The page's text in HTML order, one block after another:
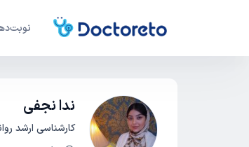
ندا نجفی
کارشناسی ارشد